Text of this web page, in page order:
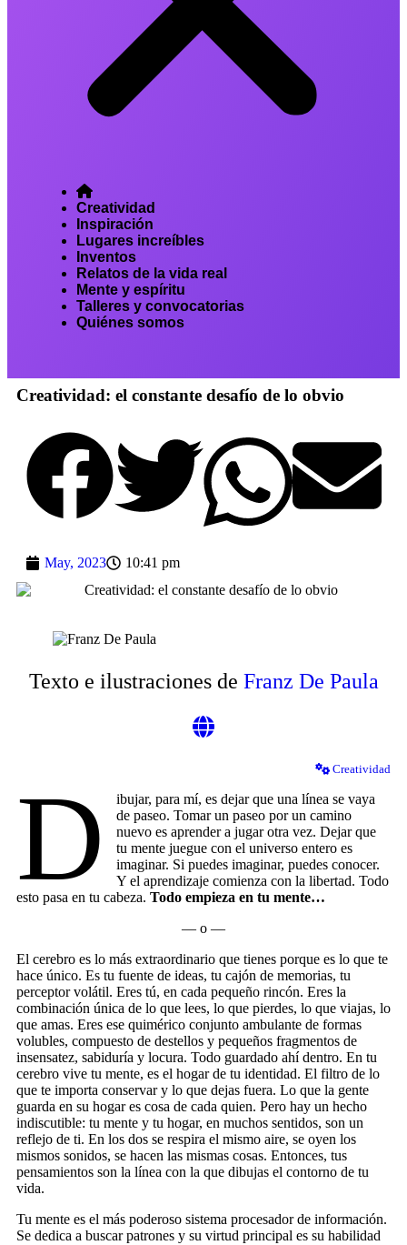
Creatividad
Inspiración
Lugares increíbles
Inventos
Relatos de la vida real
Mente y espíritu
Talleres y convocatorias
Quiénes somos
Creatividad: el constante desafío de lo obvio
May, 2023 10:41 pm
Texto e ilustraciones de Franz De Paula
Creatividad
D
ibujar, para mí, es dejar que una línea se vaya
de paseo. Tomar un paseo por un camino
nuevo es aprender a jugar otra vez. Dejar que
tu mente juegue con el universo entero es
imaginar. Si puedes imaginar, puedes conocer.
Y el aprendizaje comienza con la libertad. Todo
esto pasa en tu cabeza. Todo empieza en tu mente…
— o —
El cerebro es lo más extraordinario que tienes porque es lo que te
hace único. Es tu fuente de ideas, tu cajón de memorias, tu
perceptor volátil. Eres tú, en cada pequeño rincón. Eres la
combinación única de lo que lees, lo que pierdes, lo que viajas, lo
que amas. Eres ese quimérico conjunto ambulante de formas
volubles, compuesto de destellos y pequeños fragmentos de
insensatez, sabiduría y locura. Todo guardado ahí dentro. En tu
cerebro vive tu mente, es el hogar de tu identidad. El filtro de lo
que te importa conservar y lo que dejas fuera. Lo que la gente
guarda en su hogar es cosa de cada quien. Pero hay un hecho
indiscutible: tu mente y tu hogar, en muchos sentidos, son un
reflejo de ti. En los dos se respira el mismo aire, se oyen los
mismos sonidos, se hacen las mismas cosas. Entonces, tus
pensamientos son la línea con la que dibujas el contorno de tu
vida.
Tu mente es el más poderoso sistema procesador de información.
Se dedica a buscar patrones y su virtud principal es su habilidad